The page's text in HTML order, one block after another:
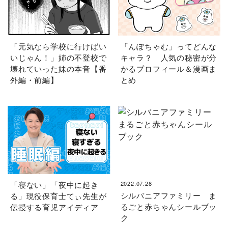
「元気なら学校に行けばい
いじゃん！」姉の不登校で
壊れていった妹の本音【番
外編・前編】
「んぽちゃむ」ってどんな
キャラ？ 人気の秘密が分
かるプロフィール＆漫画ま
とめ
「寝ない」「夜中に起き
る」現役保育士てぃ先生が
伝授する育児アイディア
2022.07.28
シルバニアファミリー ま
るごと赤ちゃんシールブッ
ク